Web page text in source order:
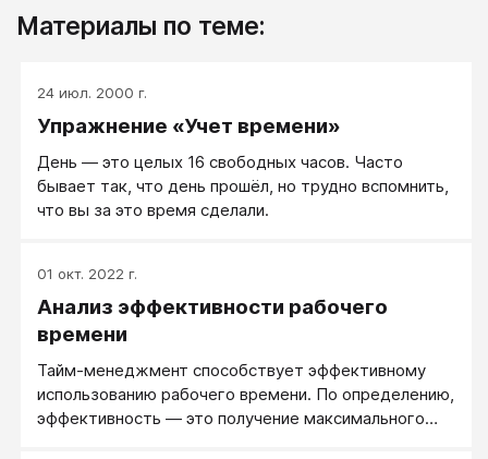
Материалы по теме:
24 июл. 2000 г.
Упражнение «Учет времени»
День ― это целых 16 свободных часов. Часто
бывает так, что день прошёл, но трудно вспомнить,
что вы за это время сделали.
01 окт. 2022 г.
Анализ эффективности рабочего
времени
Тайм-менеджмент способствует эффективному
использованию рабочего времени. По определению,
эффективность — это получение максимального